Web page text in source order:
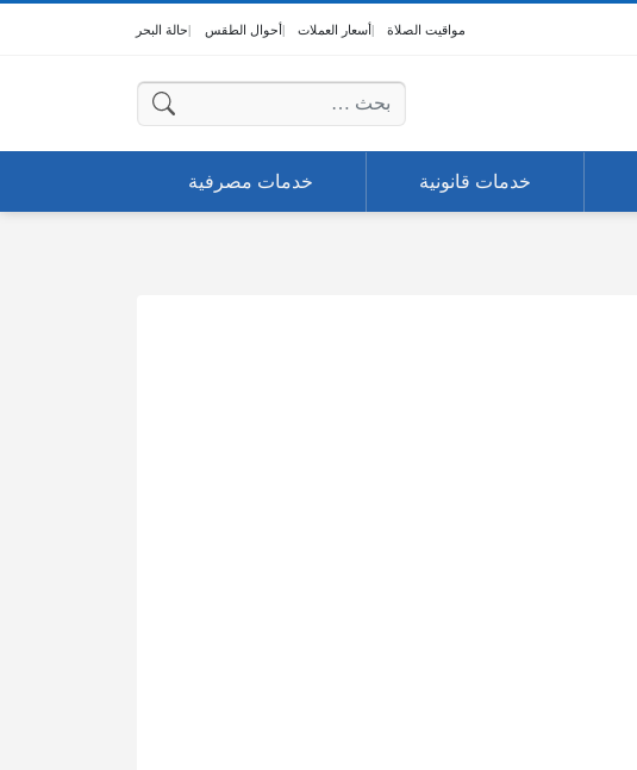
مواقيت الصلاة أسعار العملات أحوال الطقس حالة البحر
البحث عن:
خدمات قانونية خدمات مصرفية